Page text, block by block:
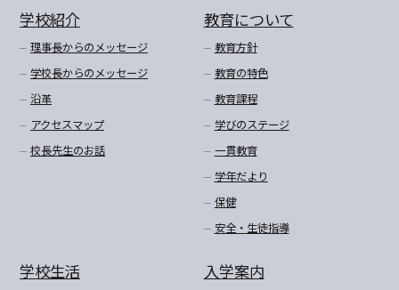
学校紹介
理事長からのメッセージ
学校長からのメッセージ
沿革
アクセスマップ
校長先生のお話
教育について
教育方針
教育の特色
教育課程
学びのステージ
一貫教育
学年だより
保健
安全・生徒指導
学校生活 入学案内